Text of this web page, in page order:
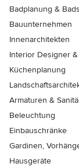
Badplanung &
Bauunternehmen
Innenarchitekten
Interior Designer
Küchenplanung
Armaturen &
Beleuchtung
Einbauschränke
Gardinen,
Hausgeräte